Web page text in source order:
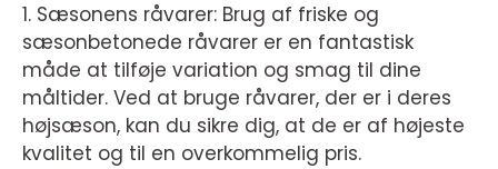
1. Sæsonens råvarer: Brug af friske og
sæsonbetonede råvarer er en fantastisk
måde at tilføje variation og smag til dine
måltider. Ved at bruge råvarer, der er i deres
højsæson, kan du sikre dig, at de er af højeste
kvalitet og til en overkommelig pris.